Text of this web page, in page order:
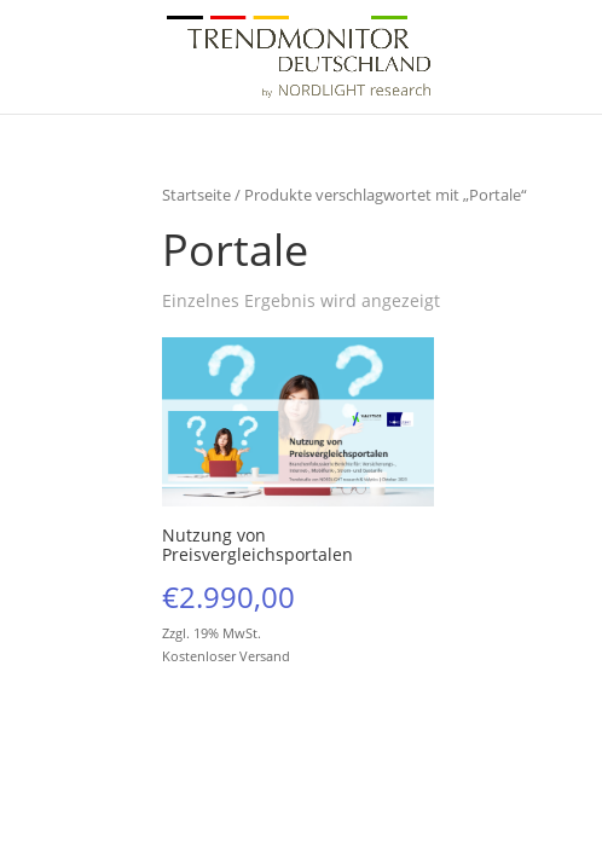
Startseite/ Produkte verschlagwortet mit „Portale“
Portale
Einzelnes Ergebnis wird angezeigt
Nutzung von
Preisvergleichsportalen
€2.990,00
Zzgl. 19% MwSt.
Kostenloser Versand